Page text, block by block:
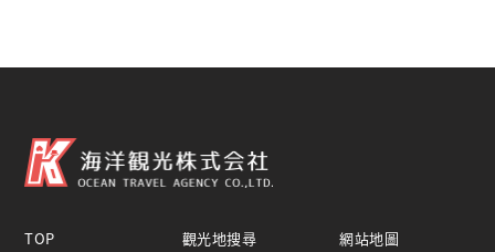
TOP 觀光地搜尋 網站地圖